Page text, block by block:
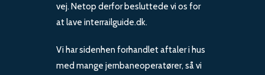
vej. Netop derfor besluttede vi os for
at lave interrailguide.dk.
Vi har sidenhen forhandlet aftaler i hus
med mange jernbaneoperatører, så vi